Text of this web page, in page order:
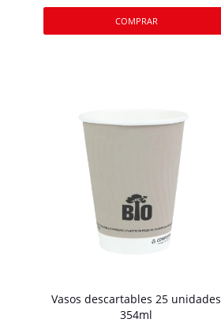
Vasos descartables 25 unidades
354ml